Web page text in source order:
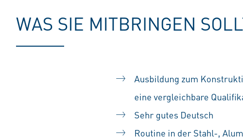
WAS SIE MITBRINGEN
Ausbildung zum
eine vergleichbare
Sehr gutes Deutsch
Routine in der Stahl-,